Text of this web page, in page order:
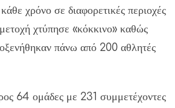
χρόνο σε διαφορετικές περιοχές
χτύπησε «κόκκινο» καθώς
πάνω από 200 αθλητές
64 ομάδες με 231 συμμετέχοντες